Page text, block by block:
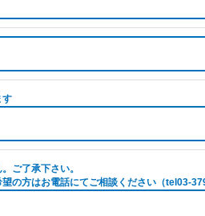
す
ご了承下さい。
の方はお電話にてご相談ください（tel03-